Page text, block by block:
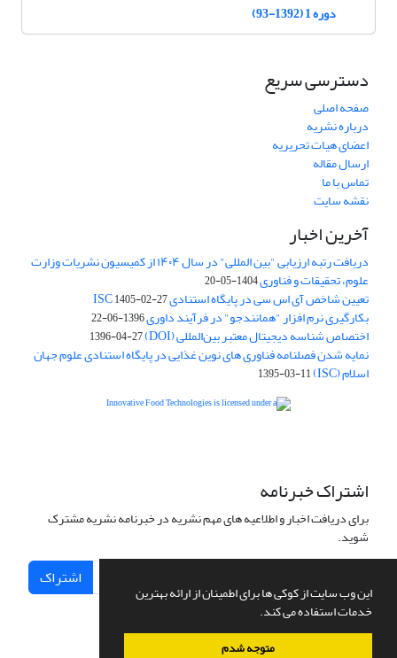
این وب سایت از کوکی ها برای اطمینان از ارائه بهترین
خدمات استفاده می کند.
متوجه شدم
دوره 1 (1392-93)
دسترسی سریع
صفحه اصلی
درباره نشریه
اعضای هیات تحریریه
ارسال مقاله
تماس با ما
نقشه سایت
آخرین اخبار
دریافت رتبه ارزیابی "بین المللی" در سال ۱۴۰۴ از کمیسیون نشریات وزارت
علوم، تحقیقات و فناوری1404-05-20
تعیین شاخص آی اس سی در پایگاه استنادی ISC1405-02-27
بکارگیری نرم افزار "همانندجو" در فرآیند داوری1396-06-22
اختصاص شناسه دیجیتال معتبر بین‌المللی (DOI) 1396-04-27
نمایه شدن فصلنامه فناوری های نوین غذایی در پایگاه استنادی علوم جهان
اسلام (ISC) 1395-03-11
اشتراک خبرنامه
برای دریافت اخبار و اطلاعیه های مهم نشریه در خبرنامه نشریه مشترک
شوید.
اشتراک